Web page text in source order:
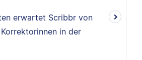
erwartet Scribbr von
in der